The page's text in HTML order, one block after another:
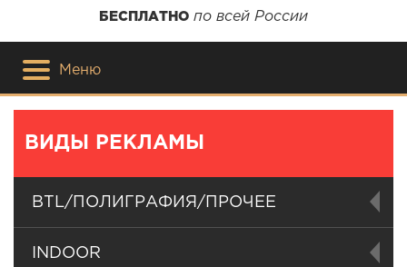
БЕСПЛАТНО по всей России
Меню
ВИДЫ РЕКЛАМЫ
BTL/ПОЛИГРАФИЯ/ПРОЧЕЕ
INDOOR